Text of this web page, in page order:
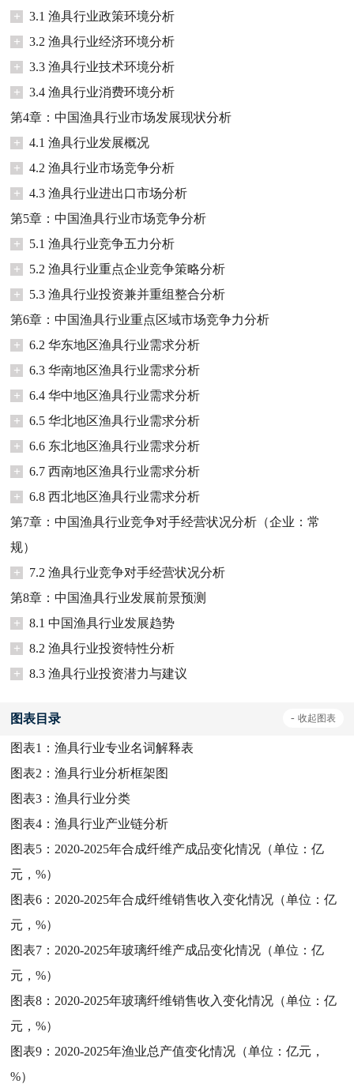
+
3.1 渔具行业政策环境分析
+
3.2 渔具行业经济环境分析
+
3.3 渔具行业技术环境分析
+
3.4 渔具行业消费环境分析
第4章：中国渔具行业市场发展现状分析
+
4.1 渔具行业发展概况
+
4.2 渔具行业市场竞争分析
+
4.3 渔具行业进出口市场分析
第5章：中国渔具行业市场竞争分析
+
5.1 渔具行业竞争五力分析
+
5.2 渔具行业重点企业竞争策略分析
+
5.3 渔具行业投资兼并重组整合分析
第6章：中国渔具行业重点区域市场竞争力分析
+
6.2 华东地区渔具行业需求分析
+
6.3 华南地区渔具行业需求分析
+
6.4 华中地区渔具行业需求分析
+
6.5 华北地区渔具行业需求分析
+
6.6 东北地区渔具行业需求分析
+
6.7 西南地区渔具行业需求分析
+
6.8 西北地区渔具行业需求分析
第7章：中国渔具行业竞争对手经营状况分析（企业：常
规）
+
7.2 渔具行业竞争对手经营状况分析
第8章：中国渔具行业发展前景预测
+
8.1 中国渔具行业发展趋势
+
8.2 渔具行业投资特性分析
+
8.3 渔具行业投资潜力与建议
图表目录 - 收起图表
图表1：渔具行业专业名词解释表
图表2：渔具行业分析框架图
图表3：渔具行业分类
图表4：渔具行业产业链分析
图表5： 2020-2025年合成纤维产成品变化情况（单位：亿
元，%）
图表6： 2020-2025年合成纤维销售收入变化情况（单位：亿
元，%）
图表7： 2020-2025年玻璃纤维产成品变化情况（单位：亿
元，%）
图表8： 2020-2025年玻璃纤维销售收入变化情况（单位：亿
元，%）
图表9： 2020-2025年渔业总产值变化情况（单位：亿元，
%）